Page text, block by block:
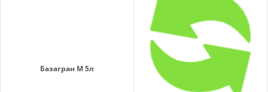
Базагран М 5л